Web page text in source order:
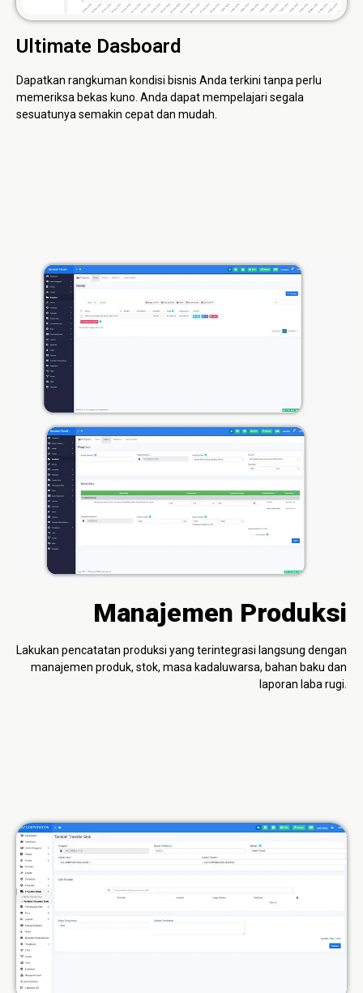
Ultimate Dasboard
Dapatkan rangkuman kondisi bisnis Anda terkini tanpa perlu
memeriksa bekas kuno. Anda dapat mempelajari segala
sesuatunya semakin cepat dan mudah.
Manajemen Produksi
Lakukan pencatatan produksi yang terintegrasi langsung dengan
manajemen produk, stok, masa kadaluwarsa, bahan baku dan
laporan laba rugi.